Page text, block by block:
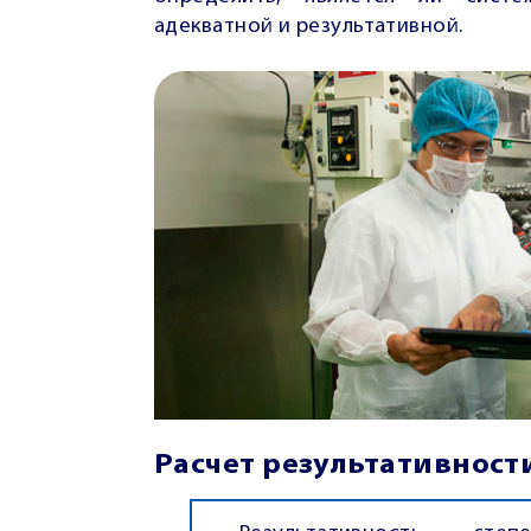
адекватной и результативной.
Расчет